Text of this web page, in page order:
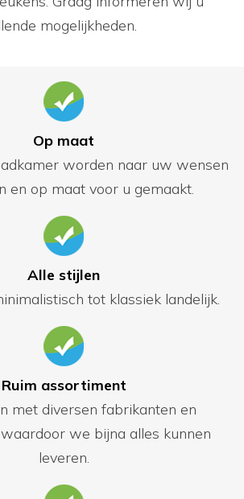
mogelijkheden.
Op maat
worden naar uw wensen
en op maat voor u gemaakt.
Alle stijlen
tot klassiek landelijk.
Ruim assortiment
met diversen fabrikanten en
we bijna alles kunnen
leveren.